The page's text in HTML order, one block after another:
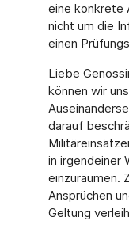
eine konkrete
nicht um die
einen
Liebe
können wir
darauf
in irgendeiner
einzuräumen.
Ansprüchen
Geltung